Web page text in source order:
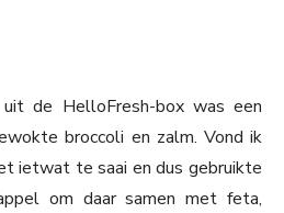
de HelloFresh-box was een
broccoli en zalm. Vond ik
ietwat te saai en dus gebruikte
om daar samen met feta,